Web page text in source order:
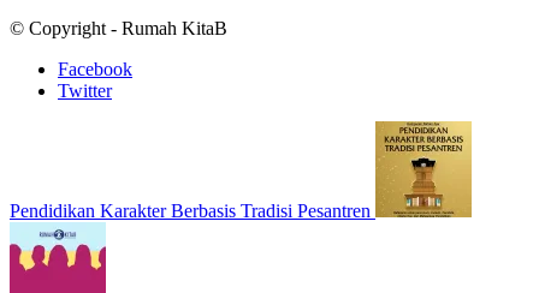
© Copyright - Rumah KitaB
Facebook
Twitter
Pendidikan Karakter Berbasis Tradisi Pesantren